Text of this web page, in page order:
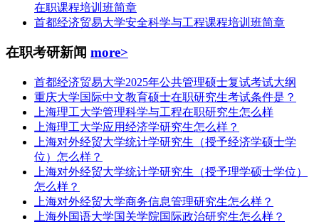
在职课程培训班简章
首都经济贸易大学安全科学与工程课程培训班简章
在职考研新闻 more>
首都经济贸易大学2025年公共管理硕士复试考试大纲
重庆大学国际中文教育硕士在职研究生考试条件是？
上海理工大学管理科学与工程在职研究生怎么样
上海理工大学应用经济学研究生怎么样？
上海对外经贸大学统计学研究生（授予经济学硕士学
位）怎么样？
上海对外经贸大学统计学研究生（授予理学硕士学位）
怎么样？
上海对外经贸大学商务信息管理研究生怎么样？
上海外国语大学国关学院国际政治研究生怎么样？